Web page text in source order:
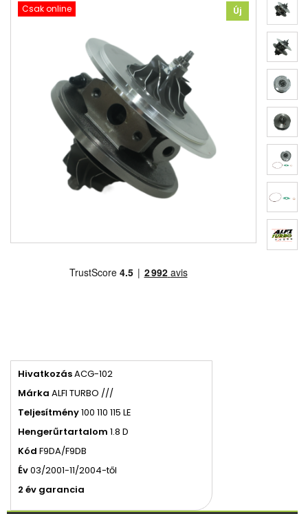
Csak online Új
HivatkozásACG-102
Márka ALFI TURBO ///
Teljesítmény100 110 115 LE
Hengerűrtartalom 1.8 D
Kód F9DA/F9DB
Év03/2001-11/2004-től
2 év garancia